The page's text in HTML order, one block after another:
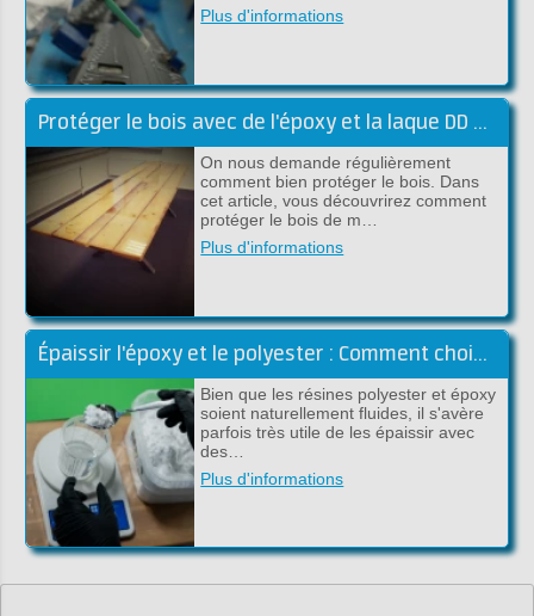
Plus d'informations
Protéger le bois avec de l'époxy et la laque DD Lak
On nous demande régulièrement
comment bien protéger le bois. Dans
cet article, vous découvrirez comment
protéger le bois de m…
Plus d'informations
Épaissir l'époxy et le polyester : Comment choisir la bonne charge !
Bien que les résines polyester et époxy
soient naturellement fluides, il s'avère
parfois très utile de les épaissir avec
des…
Plus d'informations